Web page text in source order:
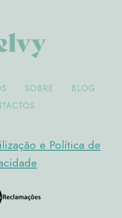
SOBRE
BLOG
e Política de